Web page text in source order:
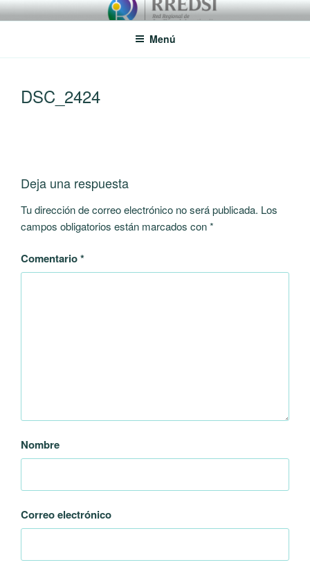
Saltar
al
RREDSI
Red Regional de Semilleros de Investigación RREDSI
Menú
DSC_2424
Deja una respuesta
Tu dirección de correo electrónico no será publicada. Los
campos obligatorios están marcados con*
Comentario*
Nombre
Correo electrónico